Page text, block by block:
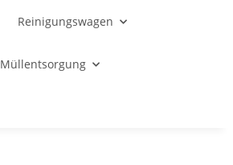
Reinigungswagen
Müllentsorgung